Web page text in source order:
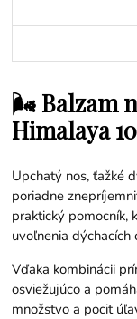
🌬️ Balzam
Himalaya
Upchatý nos, ťažké
poriadne
praktický pomocník,
uvoľnenia dýchacích
Vďaka kombinácii
osviežujúco a
množstvo a pocit